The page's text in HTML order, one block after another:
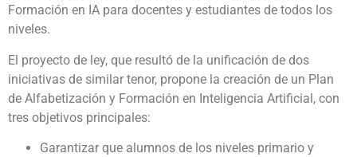
Formación en IA para docentes y estudiantes de todos los
niveles.
El proyecto de ley, que resultó de la unificación de dos
iniciativas de similar tenor, propone la creación de un Plan
de Alfabetización y Formación en Inteligencia Artificial, con
tres objetivos principales:
Garantizar que alumnos de los niveles primario y